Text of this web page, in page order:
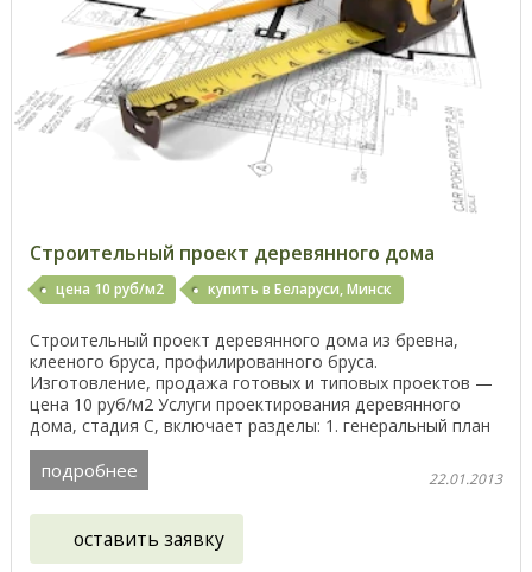
Строительный проект деревянного дома
цена 10 руб/м2 купить в Беларуси, Минск
Строительный проект деревянного дома из бревна,
клееного бруса, профилированного бруса.
Изготовление, продажа готовых и типовых проектов —
цена 10 руб/м2 Услуги проектирования деревянного
дома, стадия С, включает разделы: 1. генеральный план
участка ...
подробнее 22.01.2013
оставить заявку